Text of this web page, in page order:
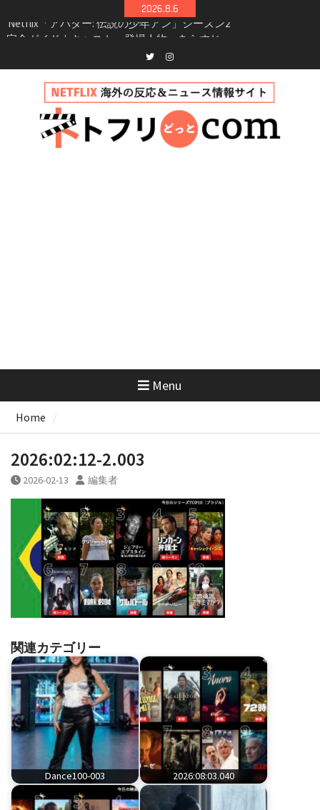
to
2026.8.6
シーズン3最新情報
Netflix映画「ボイスメールで恋をして」キャス
イッチ主演ロマコメ
新決定！2027年撮影開始へ
兄弟大騒動のコメディ映画「リトル・ブラザ
ー」がNetflixで配信！─キャスト・あらすじ・
見どころまとめ
Twitterinstagram
Menu
Home
2026:02:12-2.003
2026-02-13 編集者
関連カテゴリー
Dance100-003 2026:08:03.040